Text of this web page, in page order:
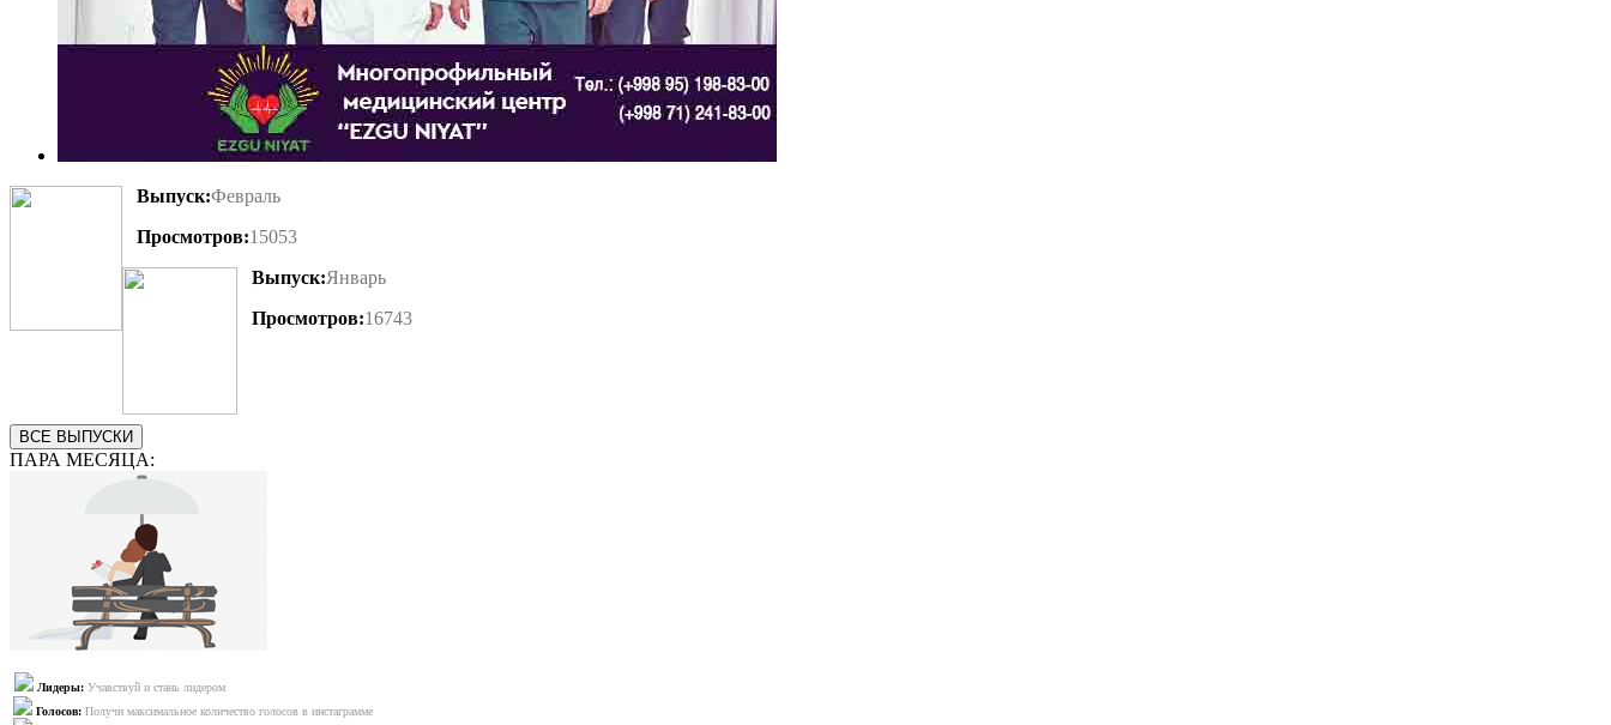
Выпуск:Февраль
Просмотров:15053
Выпуск:Январь
Просмотров:16743
ВСЕ ВЫПУСКИ
ПАРА МЕСЯЦА:
Лидеры: Учавствуй и стань лидером
Голосов: Получи максимальное количество голосов в инстаграмме